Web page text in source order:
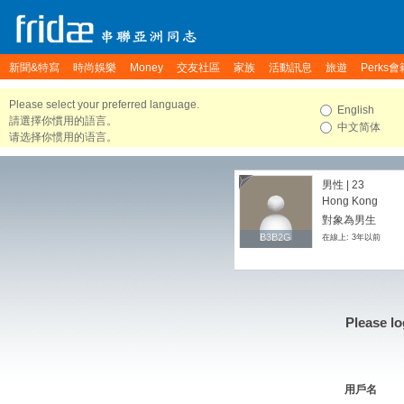
新聞&特寫 時尚娛樂 Money 交友社區 家族 活動訊息 旅遊 Perks會
Please select your preferred language.
請選擇你慣用的語言。
请选择你惯用的语言。
English
中文简体
B3B2G
B3B2G
男性 | 23
Hong Kong
對象為男生
在線上: 3年以前
Please
用戶名